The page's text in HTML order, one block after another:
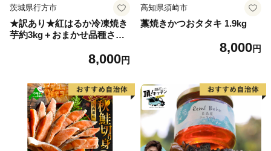
茨城県行方市
★訳あり★紅はるか冷凍焼き
芋約3kg＋おまかせ品種さつ
まいも サツマイモ さつま芋
茨城県 行方市(EY-25)
8,000円
高知県須崎市
藁焼きかつおタタキ 1.9kg
8,000円